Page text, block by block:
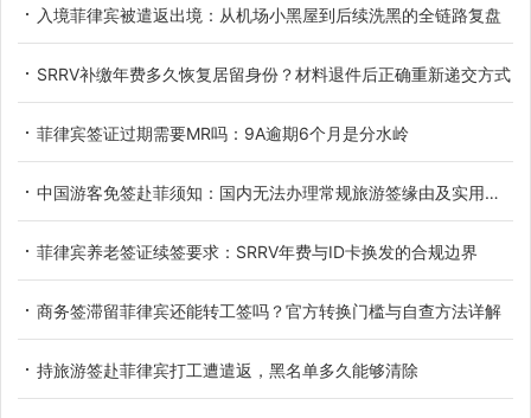
入境菲律宾被遣返出境：从机场小黑屋到后续洗黑的全链路复盘
SRRV补缴年费多久恢复居留身份？材料退件后正确重新递交方式
菲律宾签证过期需要MR吗：9A逾期6个月是分水岭
中国游客免签赴菲须知：国内无法办理常规旅游签缘由及实用替代方案
菲律宾养老签证续签要求：SRRV年费与ID卡换发的合规边界
商务签滞留菲律宾还能转工签吗？官方转换门槛与自查方法详解
持旅游签赴菲律宾打工遭遣返，黑名单多久能够清除